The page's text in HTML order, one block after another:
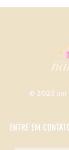
© 2023 por
ENTRE EM